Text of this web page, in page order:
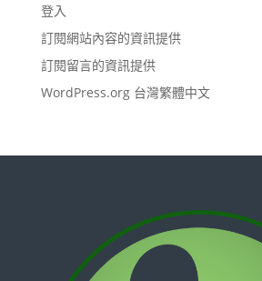
登入
訂閱網站內容的資訊提供
訂閱留言的資訊提供
WordPress.org 台灣繁體中文